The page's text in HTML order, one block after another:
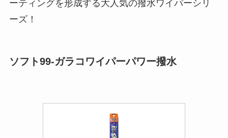
ーティングを形成する大人気の撥水ワイパーシリ
ーズ！
ソフト99-ガラコワイパーパワー撥水